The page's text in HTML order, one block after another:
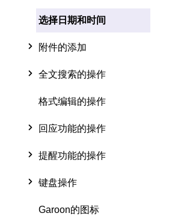
选择日期和时间
附件的添加
全文搜索的操作
格式编辑的操作
回应功能的操作
提醒功能的操作
键盘操作
Garoon的图标